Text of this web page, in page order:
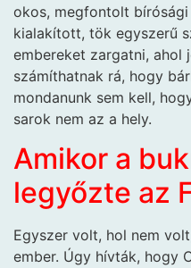
okos, megfontolt
kialakított, tök egyszerű
embereket zargatni, ahol
számíthatnak rá, hogy
mondanunk sem kell,
sarok nem az a hely.
Amikor a
legyőzte az
Egyszer volt, hol nem
ember. Úgy hívták, hogy